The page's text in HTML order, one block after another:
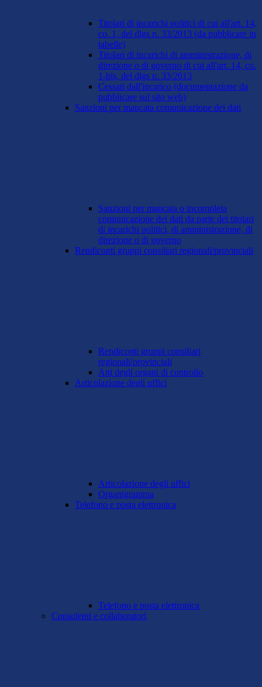
Titolari di incarichi politici di cui all'art. 14,
co. 1, del dlgs n. 33/2013 (da pubblicare in
tabelle)
Titolari di incarichi di amministrazione, di
direzione o di governo di cui all'art. 14, co.
1-bis, del dlgs n. 33/2013
Cessati dall'incarico (documentazione da
pubblicare sul sito web)
Sanzioni per mancata comunicazione dei dati
Sanzioni per mancata o incompleta
comunicazione dei dati da parte dei titolari
di incarichi politici, di amministrazione, di
direzione o di governo
Rendiconti gruppi consiliari regionali/provinciali
Rendiconti gruppi consiliari
regionali/provinciali
Atti degli organi di controllo
Articolazione degli uffici
Articolazione degli uffici
Organigramma
Telefono e posta elettronica
Telefono e posta elettronica
Consulenti e collaboratori